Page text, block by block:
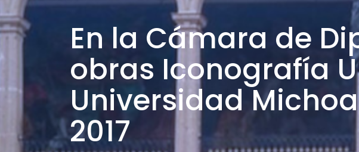
En la Cámara de
obras Iconografía
Universidad
2017